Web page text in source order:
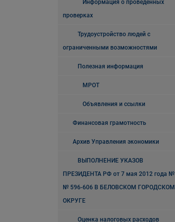
Информация о проведенных
проверках
Трудоустройство людей с
ограниченными возможностями
Полезная информация
МРОТ
Объявления и ссылки
Финансовая грамотность
Архив Управления экономики
ВЫПОЛНЕНИЕ УКАЗОВ
ПРЕЗИДЕНТА РФ от 7 мая 2012 года №
№ 596-606 В БЕЛОВСКОМ ГОРОДСКОМ
ОКРУГЕ
Оценка налоговых расходов